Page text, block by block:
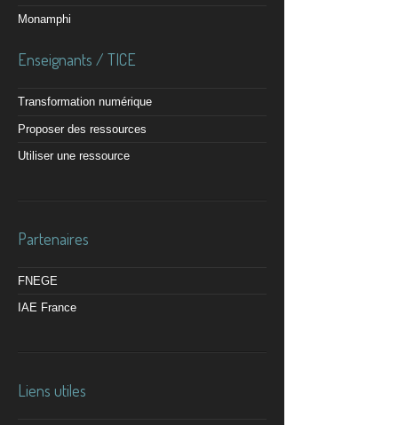
Monamphi
Enseignants / TICE
Transformation numérique
Proposer des ressources
Utiliser une ressource
Partenaires
FNEGE
IAE France
Liens utiles